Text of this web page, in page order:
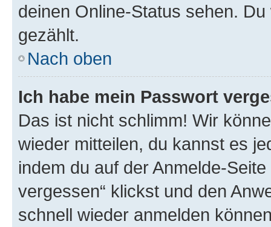
deinen Online-Status sehen.
gezählt.
Nach oben
Ich habe mein Passwort
Das ist nicht schlimm! Wir
wieder mitteilen, du kannst es
indem du auf der Anmelde-
vergessen“ klickst und den
schnell wieder anmelden